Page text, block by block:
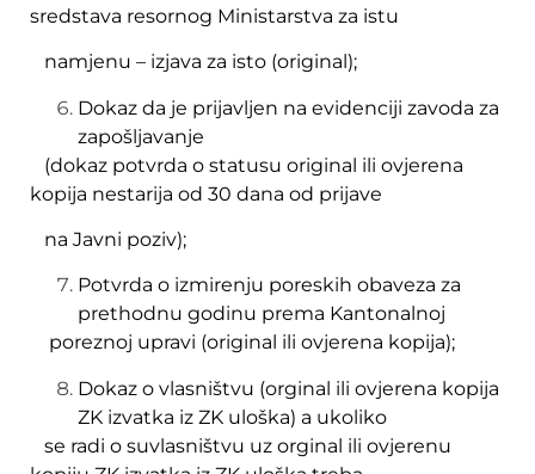
sredstava resornog Ministarstva za istu
namjenu – izjava za isto (original);
Dokaz da je prijavljen na evidenciji zavoda za
zapošljavanje
(dokaz potvrda o statusu original ili ovjerena
kopija nestarija od 30 dana od prijave
na Javni poziv);
Potvrda o izmirenju poreskih obaveza za
prethodnu godinu prema Kantonalnoj
poreznoj upravi (original ili ovjerena kopija);
Dokaz o vlasništvu (orginal ili ovjerena kopija
ZK izvatka iz ZK uloška) a ukoliko
se radi o suvlasništvu uz orginal ili ovjerenu